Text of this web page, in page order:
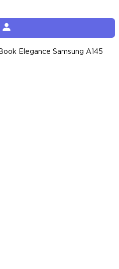
Elegance Samsung A145